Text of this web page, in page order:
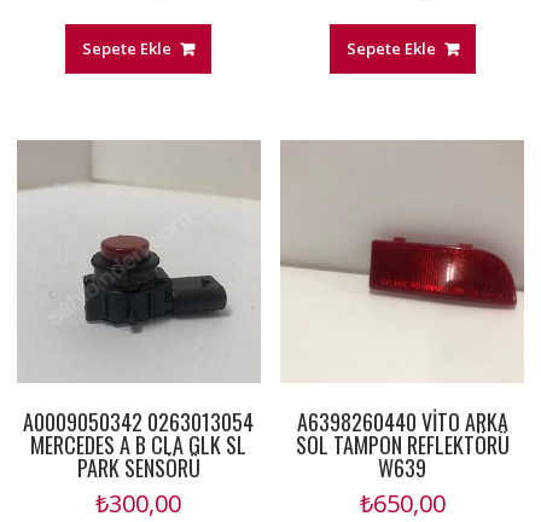
Sepete Ekle Sepete Ekle
A0009050342 0263013054
MERCEDES A B CLA GLK SL
PARK SENSÖRÜ
₺300,00
A6398260440 VİTO ARKA
SOL TAMPON REFLEKTÖRÜ
W639
₺650,00